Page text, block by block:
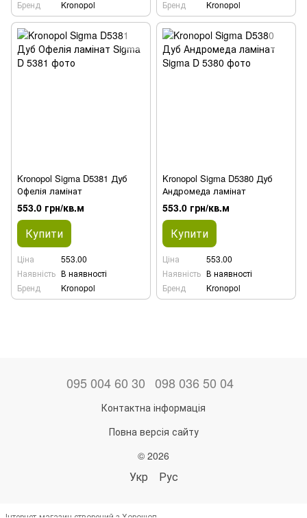
Бренд
Kronopol
Бренд
Kronopol
Kronopol Sigma D5381 Дуб
Офелія ламінат
553.0 грн/кв.м
Купити
Ціна
553.00
Наявність В наявності
Бренд
Kronopol
Kronopol Sigma D5380 Дуб
Андромеда ламінат
553.0 грн/кв.м
Купити
Ціна
553.00
Наявність В наявності
Бренд
Kronopol
095 004 60 30 098 036 50 04
Контактна інформація
Повна версія сайту
© 2026
Укр Рус